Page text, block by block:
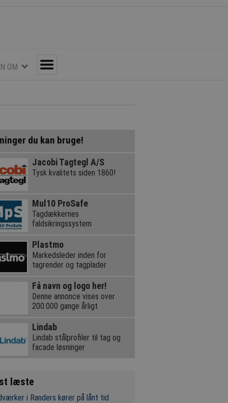
OM
du kan bruge!
Jacobi Tagtegl A/S
Tysk kvalitets siden 1860!
Mul10 ProSafe
Tagdækkernes
faldsikringssystem
Plastmo
Markedsleder inden for
tagrender og tagplader
Få navn og logo her!
Denne annonce vises over
200.000 gange årligt
Lindab
Lindab stålprofiler til tag og
facade løsninger
læste
i Randers kører på lånt tid